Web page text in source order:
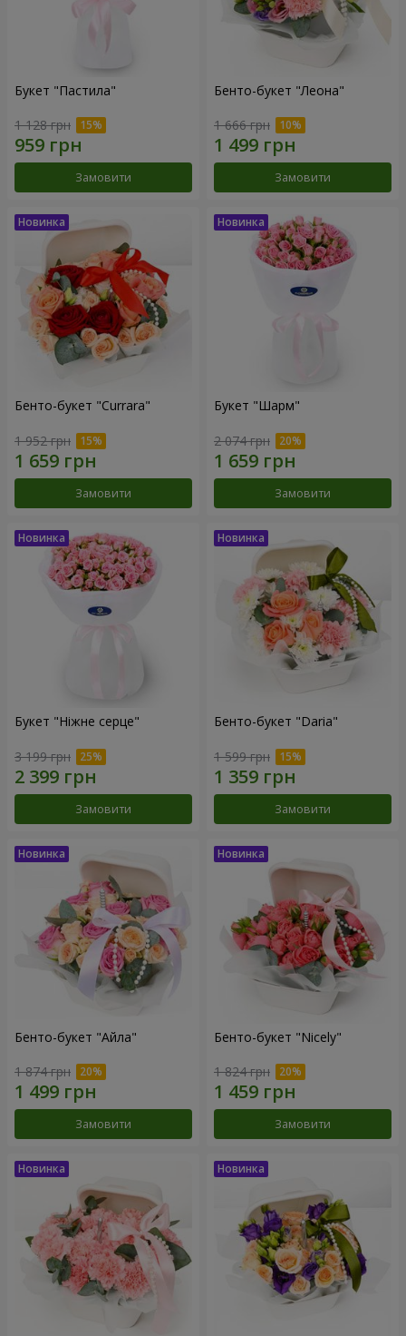
Букет "Пастила"
1 128 грн
Замовити
Бенто-букет "Леона"
1 666 грн
Замовити
Бенто-букет "Currara"
1 952 грн
Замовити
Букет "Шарм"
2 074 грн
Замовити
Букет "Ніжне серце"
3 199 грн
Замовити
Бенто-букет "Daria"
1 599 грн
Замовити
Бенто-букет "Айла"
1 874 грн
Замовити
Бенто-букет "Nicely"
1 824 грн
Замовити